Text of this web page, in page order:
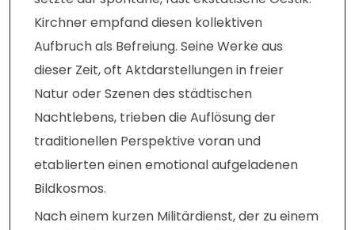
Kirchner empfand diesen kollektiven
Aufbruch als Befreiung. Seine Werke aus
dieser Zeit, oft Aktdarstellungen in freier
Natur oder Szenen des städtischen
Nachtlebens, trieben die Auflösung der
traditionellen Perspektive voran und
etablierten einen emotional aufgeladenen
Bildkosmos.
Nach einem kurzen Militärdienst, der zu einem